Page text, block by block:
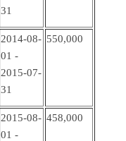
31
2014-08-
01 -
2015-07-
31
550,000
2015-08-
01 -
458,000